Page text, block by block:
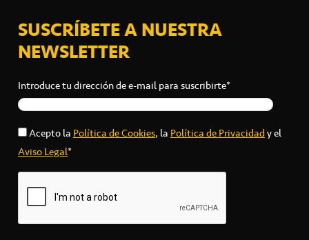
SUSCRÍBETE A NUESTRA
NEWSLETTER
Introduce tu dirección de e-mail para suscribirte*
Acepto laPolítica de Cookies, laPolítica de Privacidady el
Aviso Legal*